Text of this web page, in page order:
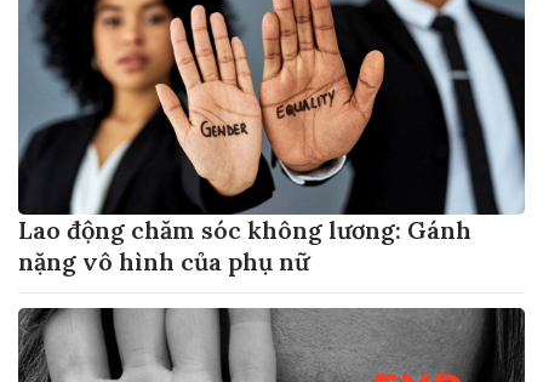
Lao động chăm sóc không lương: Gánh
nặng vô hình của phụ nữ